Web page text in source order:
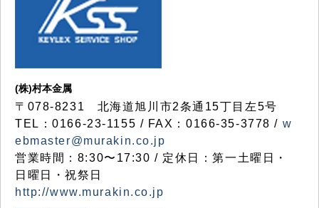
(株)村本金属
〒078-8231 北海道旭川市2条通15丁目左5号
TEL：0166-23-1155 / FAX：0166-35-3778 / w
ebmaster@murakin.co.jp
営業時間：8:30〜17:30 / 定休日：第一土曜日・
日曜日・祝祭日
http://www.murakin.co.jp